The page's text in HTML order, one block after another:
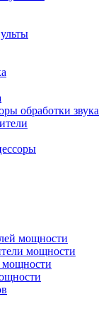
обработки звука
мощности
мощности
мощности